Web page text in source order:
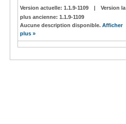
Version actuelle: 1.1.9-1109 |
Version la
plus ancienne: 1.1.9-1109
Aucune description disponible. Afficher
plus »